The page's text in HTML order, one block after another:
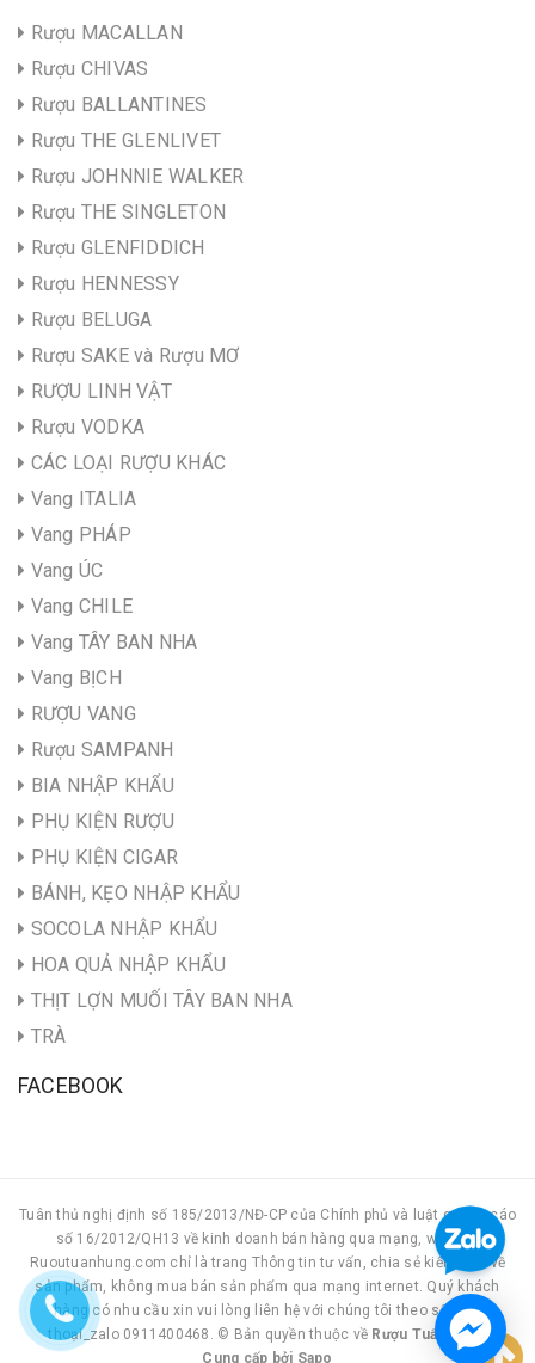
Rượu MACALLAN
Rượu CHIVAS
Rượu BALLANTINES
Rượu THE GLENLIVET
Rượu JOHNNIE WALKER
Rượu THE SINGLETON
Rượu GLENFIDDICH
Rượu HENNESSY
Rượu BELUGA
Rượu SAKE và Rượu MƠ
RƯỢU LINH VẬT
Rượu VODKA
CÁC LOẠI RƯỢU KHÁC
Vang ITALIA
Vang PHÁP
Vang ÚC
Vang CHILE
Vang TÂY BAN NHA
Vang BỊCH
RƯỢU VANG
Rượu SAMPANH
BIA NHẬP KHẨU
PHỤ KIỆN RƯỢU
PHỤ KIỆN CIGAR
BÁNH, KẸO NHẬP KHẨU
SOCOLA NHẬP KHẨU
HOA QUẢ NHẬP KHẨU
THỊT LỢN MUỐI TÂY BAN NHA
TRÀ
FACEBOOK
Tuân thủ nghị định số 185/2013/NĐ-CP của Chính phủ và luật quảng cáo
số 16/2012/QH13 về kinh doanh bán hàng qua mạng, website
Ruoutuanhung.com chỉ là trang Thông tin tư vấn, chia sẻ kiến thức về
sản phẩm, không mua bán sản phẩm qua mạng internet. Quý khách
hàng có nhu cầu xin vui lòng liên hệ với chúng tôi theo số điện
thoại_zalo 0911400468. © Bản quyền thuộc về Rượu Tuấn Hùng
|
Cung cấp bởi Sapo